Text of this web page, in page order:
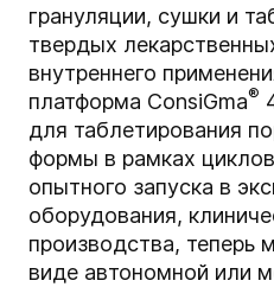
грануляции, сушки и
твердых
внутреннего
платформа ConsiGma®
для таблетирования
формы в рамках
опытного запуска в
оборудования,
производства, теперь
виде автономной или